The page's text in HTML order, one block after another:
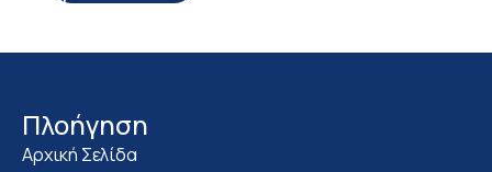
Πλοήγηση
Αρχική Σελίδα